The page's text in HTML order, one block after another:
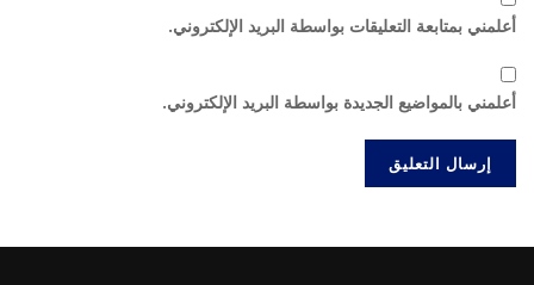
أعلمني بمتابعة التعليقات بواسطة البريد الإلكتروني.
أعلمني بالمواضيع الجديدة بواسطة البريد الإلكتروني.